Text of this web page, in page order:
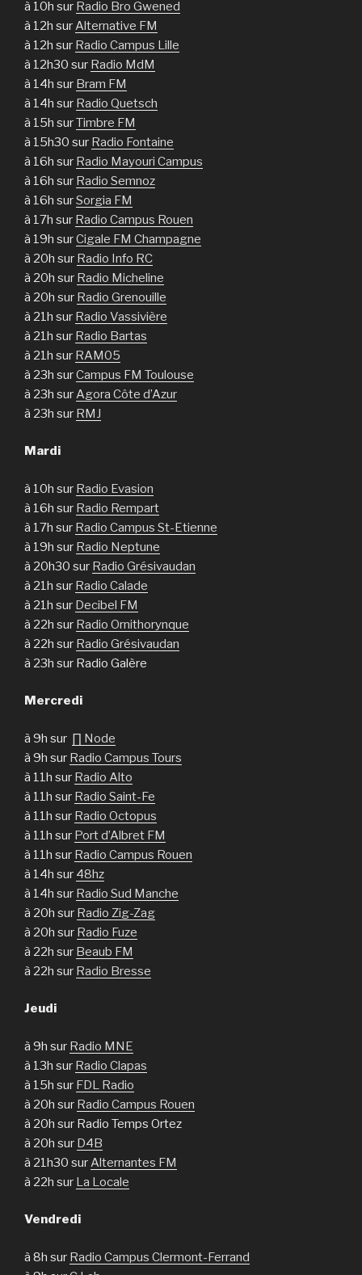
à 10h sur Radio Bro Gwened
à 12h surAlternative FM
à 12h sur Radio Campus Lille
à 12h30 sur Radio MdM
à 14h sur Bram FM
à 14h sur Radio Quetsch
à 15h surTimbre FM
à 15h30 sur Radio Fontaine
à 16h sur Radio Mayouri Campus
à 16h sur Radio Semnoz
à 16h surSorgia FM
à 17h sur Radio Campus Rouen
à 19h surCigale FM Champagne
à 20h sur Radio Info RC
à 20h sur Radio Micheline
à 20h sur Radio Grenouille
à 21h sur Radio Vassivière
à 21h sur Radio Bartas
à 21h sur RAM05
à 23h surCampus FM Toulouse
à 23h surAgora Côte d’Azur
à 23h sur RMJ
Mardi
à 10h sur Radio Evasion
à 16h sur Radio Rempart
à 17h sur Radio Campus St-Etienne
à 19h sur Radio Neptune
à 20h30 sur Radio Grésivaudan
à 21h sur Radio Calade
à 21h sur Decibel FM
à 22h sur Radio Ornithorynque
à 22h sur Radio Grésivaudan
à 23h sur Radio Galère
Mercredi
à 9h sur ∏ Node
à 9h sur Radio Campus Tours
à 11h sur Radio Alto
à 11h sur Radio Saint-Fe
à 11h sur Radio Octopus
à 11h sur Port d’Albret FM
à 11h sur Radio Campus Rouen
à 14h sur 48hz
à 14h sur Radio Sud Manche
à 20h sur Radio Zig-Zag
à 20h sur Radio Fuze
à 22h sur Beaub FM
à 22h sur Radio Bresse
Jeudi
à 9h sur Radio MNE
à 13h sur Radio Clapas
à 15h sur FDL Radio
à 20h sur Radio Campus Rouen
à 20h sur Radio Temps Ortez
à 20h sur D4B
à 21h30 surAlternantes FM
à 22h sur La Locale
Vendredi
à 8h sur Radio Campus Clermont-Ferrand